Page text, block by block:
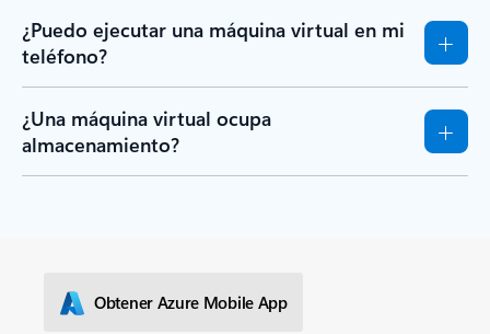
¿Puedo ejecutar una máquina virtual en mi
teléfono?
¿Una máquina virtual ocupa
almacenamiento?
Obtener Azure Mobile App